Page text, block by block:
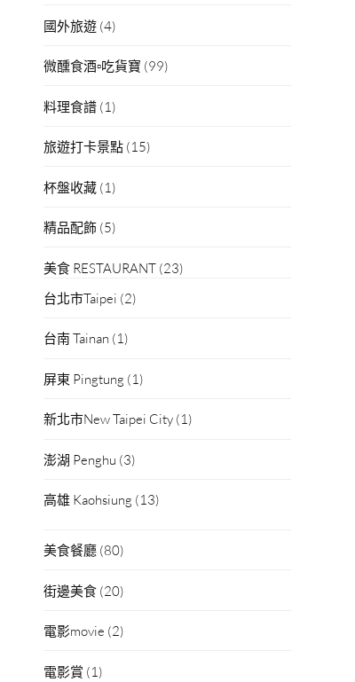
國外旅遊 (4)
微醺食酒▫吃貨寶 (99)
料理食譜 (1)
旅遊打卡景點 (15)
杯盤收藏 (1)
精品配飾 (5)
美食 RESTAURANT (23)
台北市Taipei (2)
台南 Tainan (1)
屏東 Pingtung (1)
新北市New Taipei City (1)
澎湖 Penghu (3)
高雄 Kaohsiung (13)
美食餐廳 (80)
街邊美食 (20)
電影movie (2)
電影賞 (1)